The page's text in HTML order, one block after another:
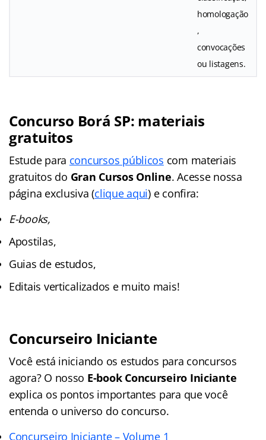
homologação
,
convocações
ou listagens.
Concurso Borá SP: materiais
gratuitos
Estude para concursos públicos com materiais
gratuitos do Gran Cursos Online. Acesse nossa
página exclusiva (clique aqui) e confira:
E-books,
Apostilas,
Guias de estudos,
Editais verticalizados e muito mais!
Concurseiro Iniciante
Você está iniciando os estudos para concursos
agora? O nosso E-book Concurseiro Iniciante
explica os pontos importantes para que você
entenda o universo do concurso.
Concurseiro Iniciante – Volume 1